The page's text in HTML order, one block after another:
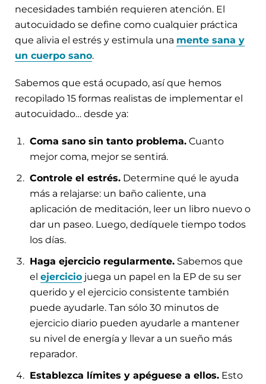
necesidades también requieren atención. El
autocuidado se define como cualquier práctica
que alivia el estrés y estimula una mente sana y
un cuerpo sano.
Sabemos que está ocupado, así que hemos
recopilado 15 formas realistas de implementar el
autocuidado… desde ya:
Coma sano sin tanto problema. Cuanto
mejor coma, mejor se sentirá.
Controle el estrés. Determine qué le ayuda
más a relajarse: un baño caliente, una
aplicación de meditación, leer un libro nuevo o
dar un paseo. Luego, dedíquele tiempo todos
los días.
Haga ejercicio regularmente. Sabemos que
el ejercicio juega un papel en la EP de su ser
querido y el ejercicio consistente también
puede ayudarle. Tan sólo 30 minutos de
ejercicio diario pueden ayudarle a mantener
su nivel de energía y llevar a un sueño más
reparador.
Establezca límites y apéguese a ellos. Esto